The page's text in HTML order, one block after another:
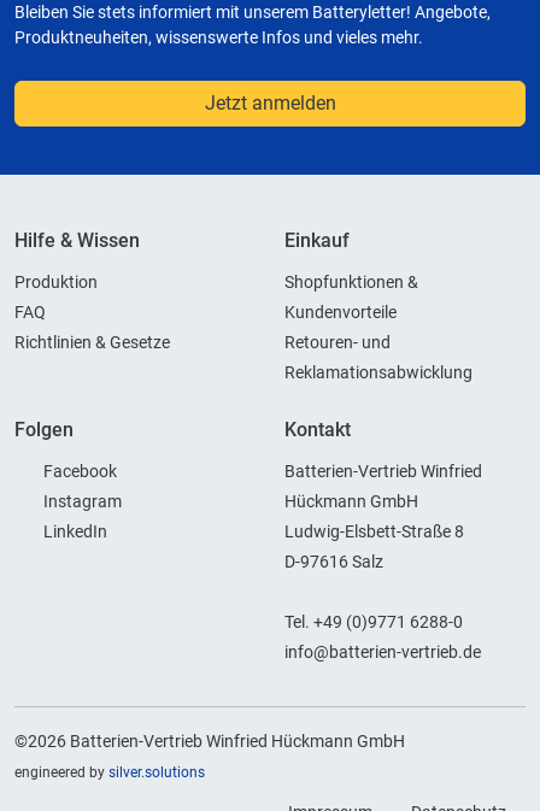
Bleiben Sie stets informiert mit unserem Batteryletter! Angebote,
Produktneuheiten, wissenswerte Infos und vieles mehr.
Jetzt anmelden
Hilfe & Wissen
Produktion
FAQ
Richtlinien & Gesetze
Einkauf
Shopfunktionen &
Kundenvorteile
Retouren- und
Reklamationsabwicklung
Folgen
Facebook
Instagram
LinkedIn
Kontakt
Batterien-Vertrieb Winfried
Hückmann GmbH
Ludwig-Elsbett-Straße 8
D-97616 Salz
Tel. +49 (0)9771 6288-0
info@batterien-vertrieb.de
©2026 Batterien-Vertrieb Winfried Hückmann GmbH
engineered by silver.solutions